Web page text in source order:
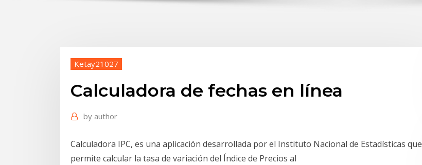
Ketay21027
Calculadora de fechas en línea
by author
Calculadora IPC, es una aplicación desarrollada por el Instituto Nacional de Estadísticas que
permite calcular la tasa de variación del Índice de Precios al